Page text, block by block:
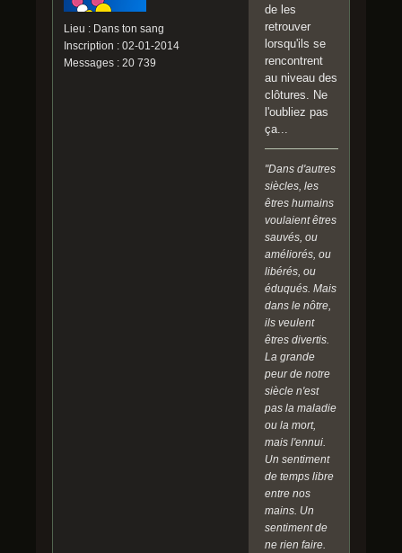
Lieu : Dans ton sang
Inscription : 02-01-2014
Messages : 20 739
de les
retrouver
lorsqu'ils se
rencontrent
au niveau des
clôtures. Ne
l'oubliez pas
ça...
"Dans d'autres
siècles, les
êtres humains
voulaient êtres
sauvés, ou
améliorés, ou
libérés, ou
éduqués. Mais
dans le nôtre,
ils veulent
êtres divertis.
La grande
peur de notre
siècle n'est
pas la maladie
ou la mort,
mais l'ennui.
Un sentiment
de temps libre
entre nos
mains. Un
sentiment de
ne rien faire.